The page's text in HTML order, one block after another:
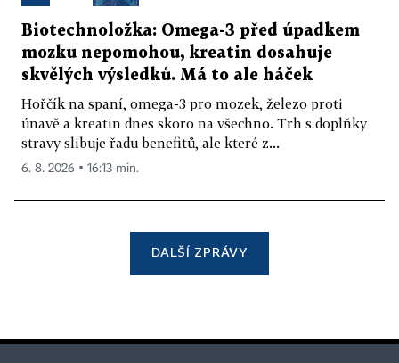
Biotechnoložka: Omega-3 před úpadkem
mozku nepomohou, kreatin dosahuje
skvělých výsledků. Má to ale háček
Hořčík na spaní, omega-3 pro mozek, železo proti
únavě a kreatin dnes skoro na všechno. Trh s doplňky
stravy slibuje řadu benefitů, ale které z...
6. 8. 2026 ▪ 16:13 min.
DALŠÍ ZPRÁVY